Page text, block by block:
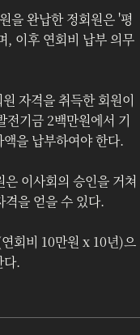
을 완납한 정회원은 '평
, 이후 연회비 납부 의무
자격을 취득한 회원이
전기금 2백만원에서 기
을 납부하여야 한다.
이사회의 승인을 거쳐
격을 얻을 수 있다.
회비 10만원 x 10년)으
다.